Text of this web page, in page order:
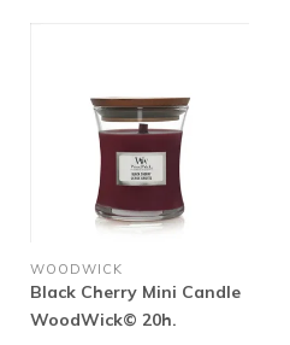
WOODWICK
Black Cherry Mini Candle
WoodWick© 20h.